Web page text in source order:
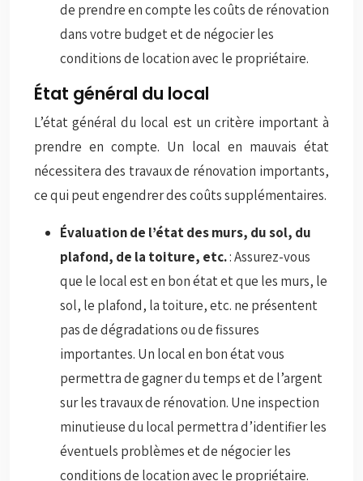
de prendre en compte les coûts de rénovation
dans votre budget et de négocier les
conditions de location avec le propriétaire.
État général du local
L’état général du local est un critère important à
prendre en compte. Un local en mauvais état
nécessitera des travaux de rénovation importants,
ce qui peut engendrer des coûts supplémentaires.
Évaluation de l’état des murs, du sol, du
plafond, de la toiture, etc.: Assurez-vous
que le local est en bon état et que les murs, le
sol, le plafond, la toiture, etc. ne présentent
pas de dégradations ou de fissures
importantes. Un local en bon état vous
permettra de gagner du temps et de l’argent
sur les travaux de rénovation. Une inspection
minutieuse du local permettra d’identifier les
éventuels problèmes et de négocier les
conditions de location avec le propriétaire.